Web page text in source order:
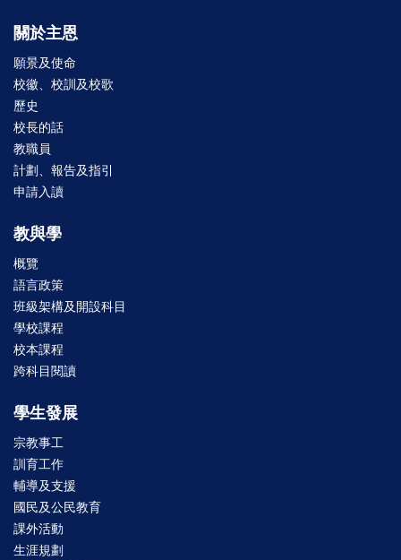
關於主恩
願景及使命
校徽、校訓及校歌
歷史
校長的話
教職員
計劃、報告及指引
申請入讀
教與學
概覽
語言政策
班級架構及開設科目
學校課程
校本課程
跨科目閱讀
學生發展
宗教事工
訓育工作
輔導及支援
國民及公民教育
課外活動
生涯規劃